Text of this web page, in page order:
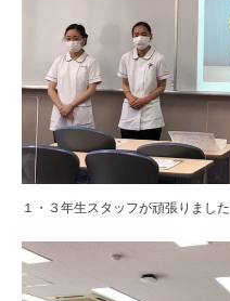
１・３年生スタッフが頑張りました